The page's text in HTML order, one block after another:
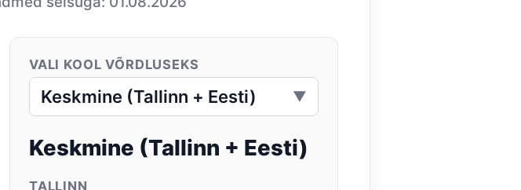
VALI KOOL VÕRDLUSEKS
▼
Keskmine (Tallinn + Eesti)
TALLINN